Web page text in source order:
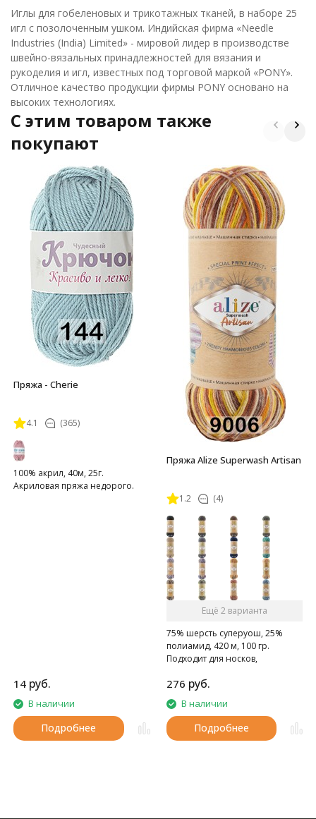
Иглы для гобеленовых и трикотажных тканей, в наборе 25
игл с позолоченным ушком. Индийская фирма «Needle
Industries (India) Limited» - мировой лидер в производстве
швейно-вязальных принадлежностей для вязания и
рукоделия и игл, известных под торговой маркой «PONY».
Отличное качество продукции фирмы PONY основано на
высоких технологиях.
C этим товаром также
покупают
Пряжа - Cherie
4.1 (365)
100% акрил, 40м, 25г.
Акриловая пряжа недорого.
14 руб.
В наличии
Подробнее
Пряжа Alize Superwash Artisan
1.2 (4)
Ещё 2 варианта
75% шерсть суперуош, 25%
полиамид, 420 м, 100 гр.
Подходит для носков,
шапок и т.д.
276 руб.
В наличии
Подробнее